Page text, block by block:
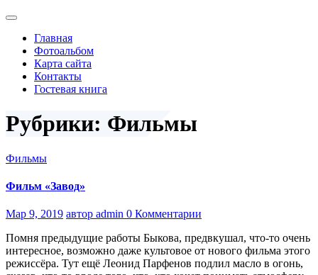
Главная
Фотоальбом
Карта сайта
Контакты
Гостевая книга
Рубрики: Фильмы
Фильмы
Фильм «Завод»
Мар 9, 2019 автор admin 0 Комментарии
Помня предыдущие работы Быкова, предвкушал, что-то очень
интересное, возможно даже культовое от нового фильма этого
режиссёра. Тут ещё Леонид Парфенов подлил масло в огонь,